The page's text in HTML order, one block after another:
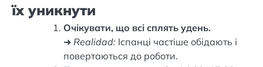
їх уникнути
Очікувати, що всі сплять удень.
➜ Realidad: Іспанці частіше обідають і
повертаються до роботи.